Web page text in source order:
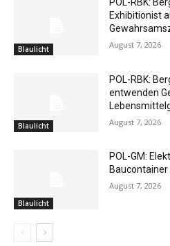
Blaulicht
Exhibitionist
August 7, 2026
Blaulicht
POL-RBK:
entwenden
August 7, 2026
Blaulicht
POL-GM:
August 7, 2026